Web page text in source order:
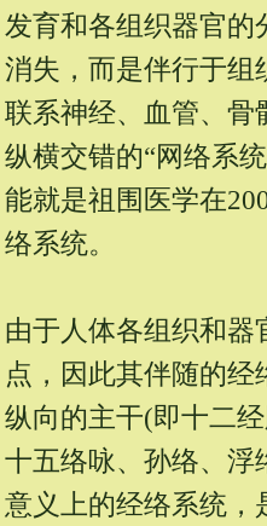
发育和各组织器官的
消失，而是伴行于组
联系神经、血管、骨
纵横交错的“网络系
能就是祖围医学在
络系统。
由于人体各组织和器
点，因此其伴随的经
纵向的主干(即十二
十五络咏、孙络、浮
意义上的经络系统，